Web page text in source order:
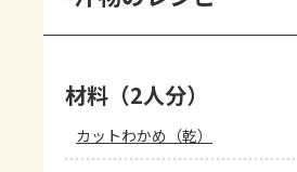
材料（2人分）
カットわかめ（乾）